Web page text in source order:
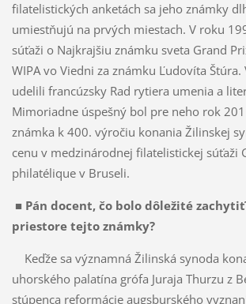
filatelistických anketách sa jeho známky
umiestňujú na prvých miestach. V roku
súťaži o Najkrajšiu známku sveta Grand
WIPA vo Viedni za známku Ľudovíta
udelili francúzsky Rad rytiera umenia a
Mimoriadne úspešný bol pre neho rok
známka k 400. výročiu konania Žilinskej
cenu v medzinárodnej filatelistickej súťaži
philatélique v Bruseli.
■ Pán docent, čo bolo dôležité
priestore tejto známky?
Keďže sa významná Žilinská synoda
uhorského palatína grófa Juraja Thurzu z
stúpenca reformácie augsburského